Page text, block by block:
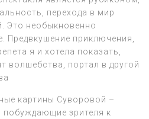
перехода в мир
Это необыкновенно
Предвкушение приключения,
я и хотела показать,
волшебства, портал в другой
картины Суворовой –
побуждающие зрителя к